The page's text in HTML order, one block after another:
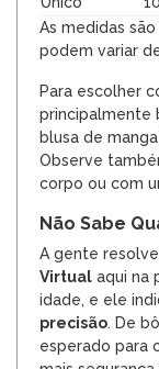
As medidas
podem variar
Para escolher
principalmente
blusa de
Observe
corpo ou com
Não Sabe
A gente
Virtual aqui na
idade, e ele
precisão. De
esperado para